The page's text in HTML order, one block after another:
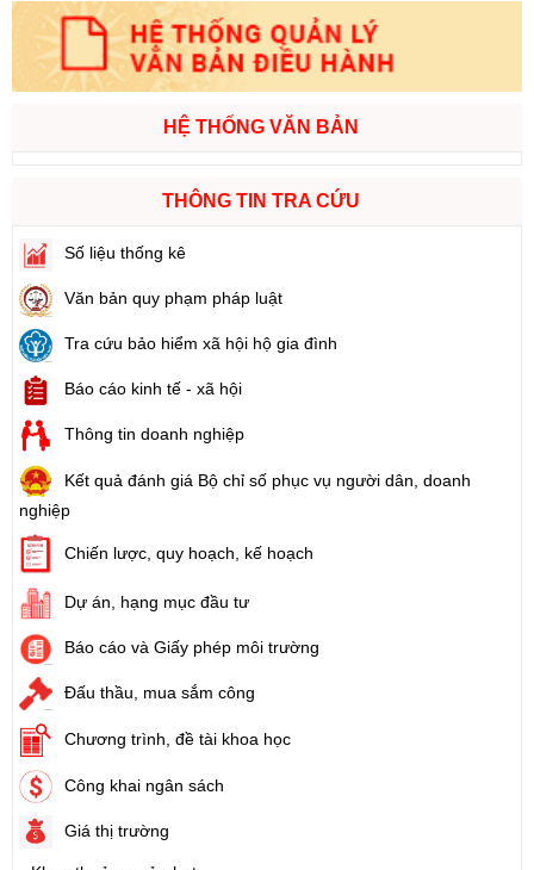
HỆ THỐNG VĂN BẢN
THÔNG TIN TRA CỨU
Số liệu thống kê
Văn bản quy phạm pháp luật
Tra cứu bảo hiểm xã hội hộ gia đình
Báo cáo kinh tế - xã hội
Thông tin doanh nghiệp
Kết quả đánh giá Bộ chỉ số phục vụ người dân, doanh
nghiệp
Chiến lược, quy hoạch, kế hoạch
Dự án, hạng mục đầu tư
Báo cáo và Giấy phép môi trường
Đấu thầu, mua sắm công
Chương trình, đề tài khoa học
Công khai ngân sách
Giá thị trường